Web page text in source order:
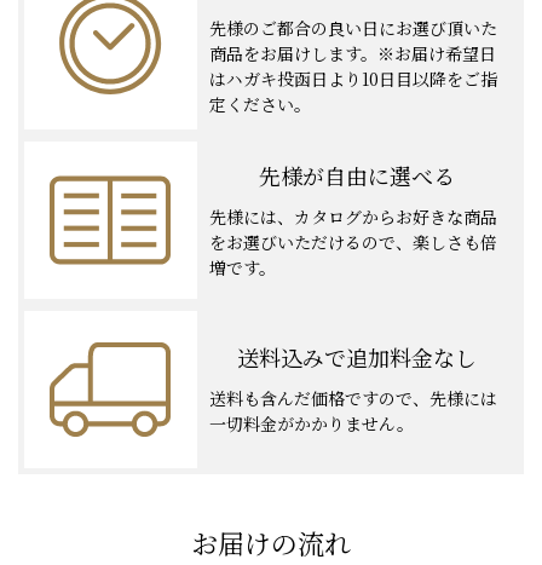
先様のご都合の良い日にお選び頂いた
商品をお届けします。 ※お届け希望日
はハガキ投函日より 10日目以降をご指
定ください。
先様が自由に選べる
先様には、カタログからお好きな商品
をお選びいただけるので、楽しさも倍
増です。
送料込みで追加料金なし
送料も含んだ価格ですので、 先様には
一切料金がかかりません。
お届けの流れ